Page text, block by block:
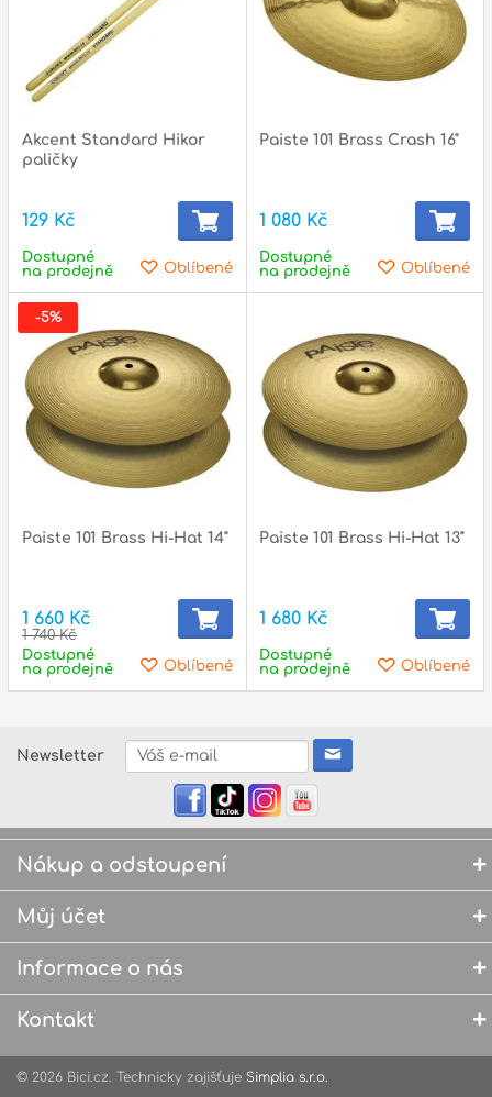
Akcent Standard Hikor
paličky
129 Kč
Oblíbené
Dostupné
na prodejně
Paiste 101 Brass Crash 16"
1 080 Kč
Oblíbené
Dostupné
na prodejně
Paiste 101 Brass Hi-Hat 14"
1 660 Kč
1 740 Kč
Oblíbené
Dostupné
na prodejně
-5%
Paiste 101 Brass Hi-Hat 13"
1 680 Kč
Oblíbené
Dostupné
na prodejně
Newsletter
Nákup a odstoupení
Můj účet
Informace o nás
Kontakt
© 2026 Bici.cz. Technicky zajišťuje Simplia s.r.o.